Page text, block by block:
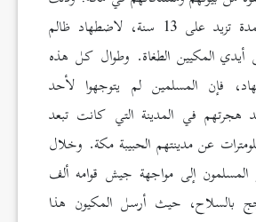
بعد أن تعرضوا، لمدة تزيد على 13 سنة، لاضطهاد ظالم
أيدي المكيين الطغاة. وطوال كل هذه
فإن المسلمين لم يتوجهوا لأحد
هجرتهم في المدينة التي كانت تبعد
عن مدينتهم الحبيبة مكة. وخلال
إلى مواجهة جيش قوامه ألف
بالسلاح، حيث أرسل المكيون هذا